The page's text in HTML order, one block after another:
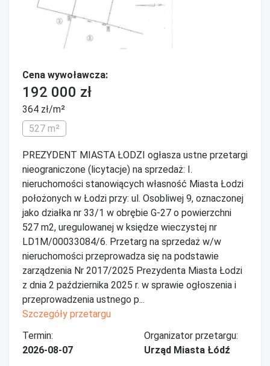
Cena wywoławcza:
192 000 zł
364 zł/m²
527 m²
PREZYDENT MIASTA ŁODZI ogłasza ustne przetargi
nieograniczone (licytacje) na sprzedaż: I.
nieruchomości stanowiących własność Miasta Łodzi
położonych w Łodzi przy: ul. Osobliwej 9, oznaczonej
jako działka nr 33/1 w obrębie G-27 o powierzchni
527 m2, uregulowanej w księdze wieczystej nr
LD1M/00033084/6. Przetarg na sprzedaż w/w
nieruchomości przeprowadza się na podstawie
zarządzenia Nr 2017/2025 Prezydenta Miasta Łodzi
z dnia 2 października 2025 r. w sprawie ogłoszenia i
przeprowadzenia ustnego p...
Szczegóły przetargu
Termin:
2026-08-07
Organizator przetargu:
Urząd Miasta Łódź